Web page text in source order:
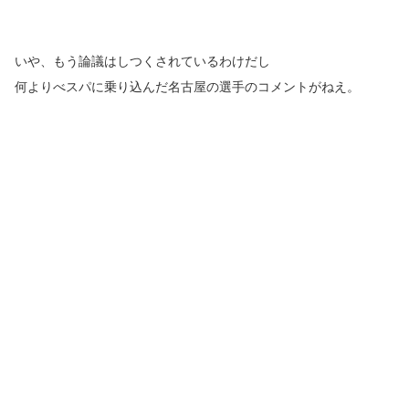
いや、もう論議はしつくされているわけだし
何よりべスパに乗り込んだ名古屋の選手のコメントがねえ。